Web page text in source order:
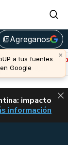
library_addAgreganos
Avalanche (-0,55%)
u$s 6,39
impacto
ACT EN
información